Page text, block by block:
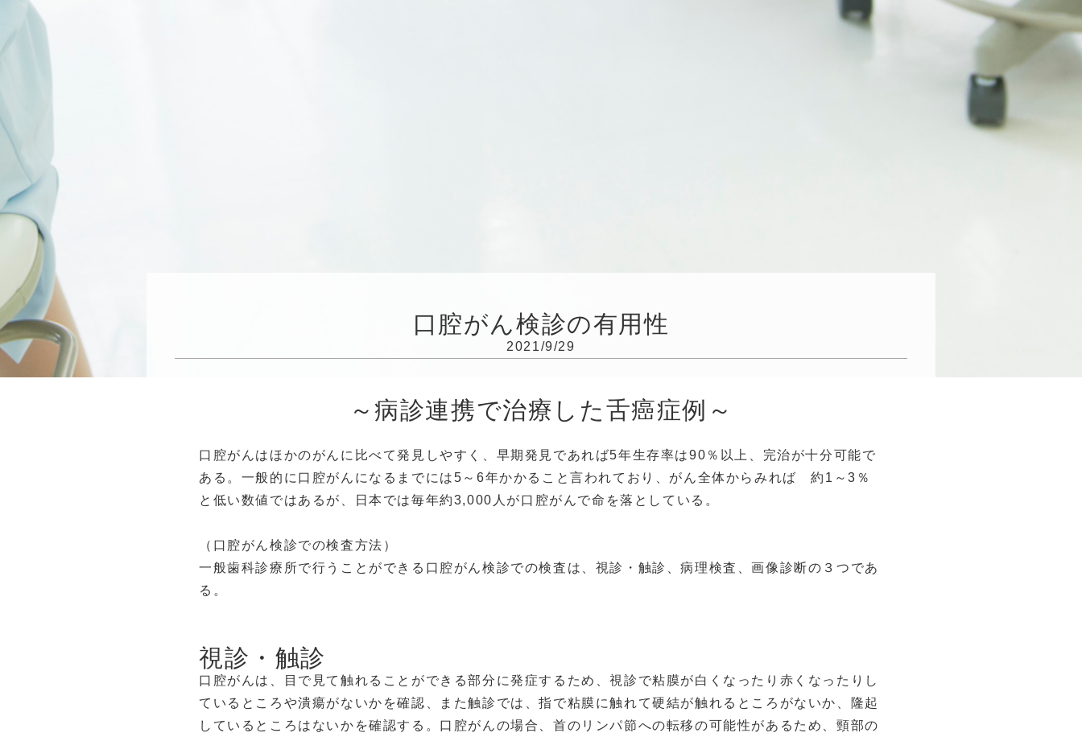
口腔がん検診の有用性
2021/9/29
～病診連携で治療した舌癌症例～
口腔がんはほかのがんに比べて発見しやすく、早期発見であれば5年生存率は90％以上、完治が十分可能で
ある。一般的に口腔がんになるまでには5～6年かかること言われており、がん全体からみれば 約1～3％
と低い数値ではあるが、日本では毎年約3,000人が口腔がんで命を落としている。
（口腔がん検診での検査方法）
一般歯科診療所で行うことができる口腔がん検診での検査は、視診・触診、病理検査、画像診断の３つであ
る。
視診・触診
口腔がんは、目で見て触れることができる部分に発症するため、視診で粘膜が白くなったり赤くなったりし
ているところや潰瘍がないかを確認、また触診では、指で粘膜に触れて硬結が触れるところがないか、隆起
しているところはないかを確認する。口腔がんの場合、首のリンパ節への転移の可能性があるため、頸部の